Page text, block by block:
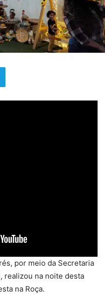
por meio da Secretaria
realizou na noite desta
na Roça.